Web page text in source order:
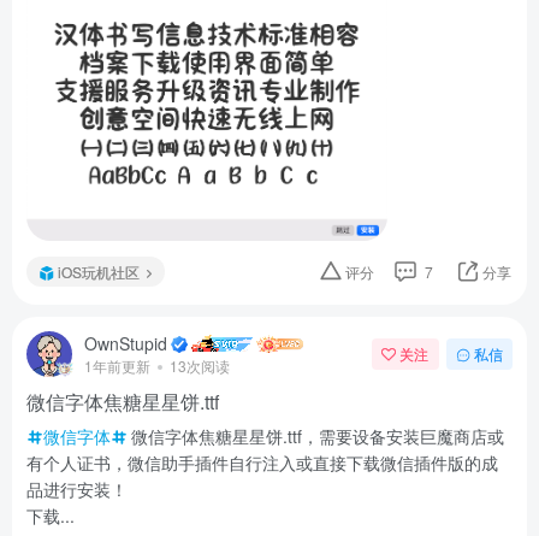
iOS玩机社区 评分 7 分享
OwnStupid
1年前更新 13次阅读
关注 私信
微信字体焦糖星星饼.ttf
微信字体
微信字体焦糖星星饼.ttf，需要设备安装巨魔商店或
有个人证书，微信助手插件自行注入或直接下载微信插件版的成
品进行安装！
下载...